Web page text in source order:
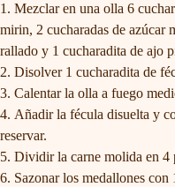
Mezclar en una olla 6
mirin, 2 cucharadas de azúcar
rallado y 1 cucharadita de ajo
Disolver 1 cucharadita de
Calentar la olla a fuego
Añadir la fécula disuelta y
reservar.
Dividir la carne molida en 4
Sazonar los medallones